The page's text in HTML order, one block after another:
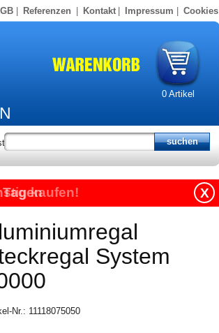
Referenzen Kontakt Impressum Cookies
0Artikel
kaufen! X
System
Nr.: 11118075050